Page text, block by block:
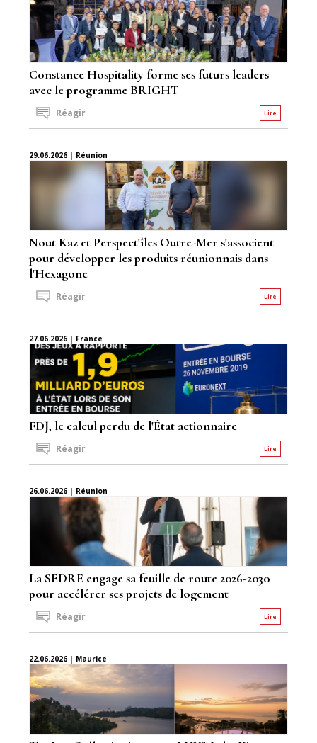
Constance Hospitality forme ses futurs leaders
avec le programme BRIGHT
Lire
Réagir
29.06.2026 | Réunion
Nout Kaz et Perspect'îles Outre-Mer s'associent
pour développer les produits réunionnais dans
l'Hexagone
Lire
Réagir
27.06.2026 | France
FDJ, le calcul perdu de l'État actionnaire
Lire
Réagir
26.06.2026 | Réunion
La SEDRE engage sa feuille de route 2026-2030
pour accélérer ses projets de logement
Lire
Réagir
22.06.2026 | Maurice